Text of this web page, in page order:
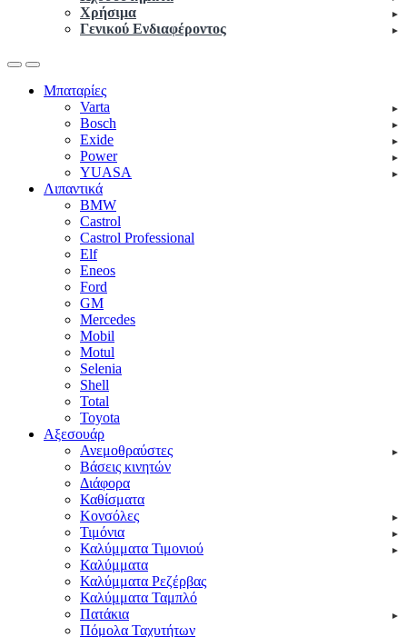
Χρήσιμα
Γενικού Ενδιαφέροντος
OpenClose
Μπαταρίες
Varta
Bosch
Exide
Power
YUASA
Λιπαντικά
BMW
Castrol
Castrol Professional
Elf
Eneos
Ford
GM
Mercedes
Mobil
Motul
Selenia
Shell
Total
Toyota
Αξεσουάρ
Ανεμοθραύστες
Βάσεις κινητών
Διάφορα
Καθίσματα
Κονσόλες
Τιμόνια
Καλύμματα Τιμονιού
Καλύμματα
Καλύμματα Ρεζέρβας
Καλύμματα Ταμπλό
Πατάκια
Πόμολα Ταχυτήτων